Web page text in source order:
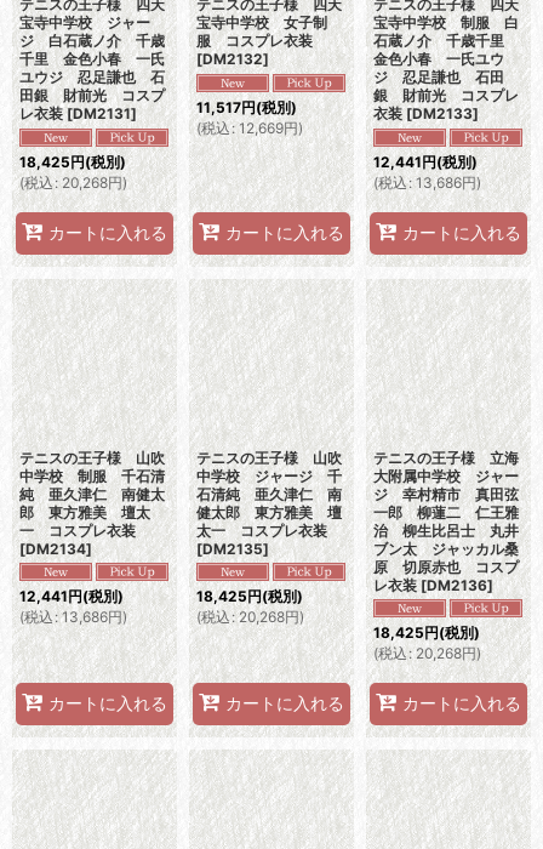
テニスの王子様 四天
宝寺中学校 ジャー
ジ 白石蔵ノ介 千歳
千里 金色小春 一氏
ユウジ 忍足謙也 石
田銀 財前光 コスプ
レ衣装 [DM2131]
18,425円(税別)
(税込: 20,268円)
カートに入れる
テニスの王子様 四天
宝寺中学校 女子制
服 コスプレ衣装
[DM2132]
11,517円(税別)
(税込: 12,669円)
カートに入れる
テニスの王子様 四天
宝寺中学校 制服 白
石蔵ノ介 千歳千里
金色小春 一氏ユウ
ジ 忍足謙也 石田
銀 財前光 コスプレ
衣装 [DM2133]
12,441円(税別)
(税込: 13,686円)
カートに入れる
テニスの王子様 山吹
中学校 制服 千石清
純 亜久津仁 南健太
郎 東方雅美 壇太
一 コスプレ衣装
[DM2134]
12,441円(税別)
(税込: 13,686円)
カートに入れる
テニスの王子様 山吹
中学校 ジャージ 千
石清純 亜久津仁 南
健太郎 東方雅美 壇
太一 コスプレ衣装
[DM2135]
18,425円(税別)
(税込: 20,268円)
カートに入れる
テニスの王子様 立海
大附属中学校 ジャー
ジ 幸村精市 真田弦
一郎 柳蓮二 仁王雅
治 柳生比呂士 丸井
ブン太 ジャッカル桑
原 切原赤也 コスプ
レ衣装 [DM2136]
18,425円(税別)
(税込: 20,268円)
カートに入れる